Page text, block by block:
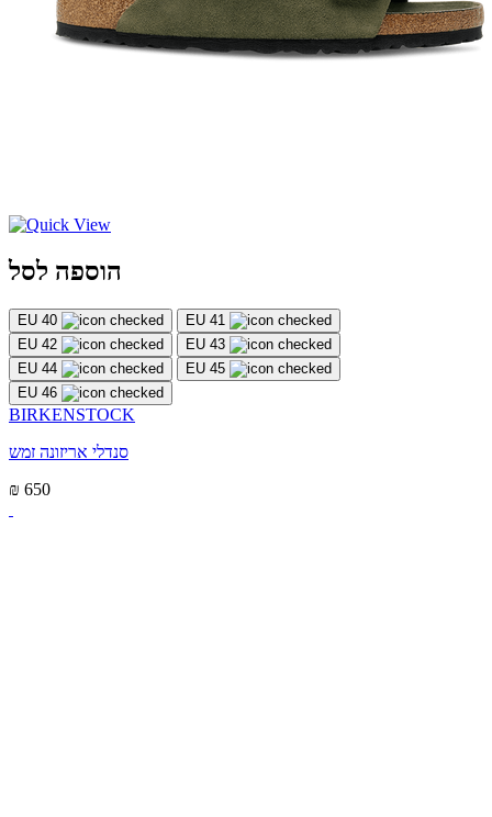
הוספה לסל
EU 40
EU 41
EU 42
EU 43
EU 44
EU 45
EU 46
BIRKENSTOCK
סנדלי אריזונה זמש
₪ 650